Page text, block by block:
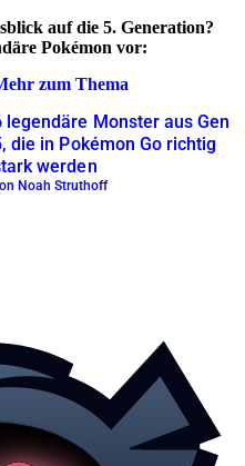
auf die 5. Generation?
Pokémon vor:
zum Thema
legendäre Monster aus Gen
die in Pokémon Go richtig
werden
Noah Struthoff